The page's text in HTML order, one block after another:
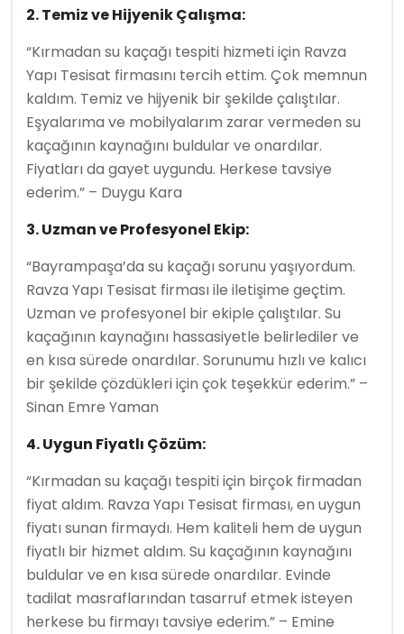
2. Temiz ve Hijyenik Çalışma:
“Kırmadan su kaçağı tespiti hizmeti için Ravza
Yapı Tesisat firmasını tercih ettim. Çok memnun
kaldım. Temiz ve hijyenik bir şekilde çalıştılar.
Eşyalarıma ve mobilyalarım zarar vermeden su
kaçağının kaynağını buldular ve onardılar.
Fiyatları da gayet uygundu. Herkese tavsiye
ederim.” – Duygu Kara
3. Uzman ve Profesyonel Ekip:
“Bayrampaşa’da su kaçağı sorunu yaşıyordum.
Ravza Yapı Tesisat firması ile iletişime geçtim.
Uzman ve profesyonel bir ekiple çalıştılar. Su
kaçağının kaynağını hassasiyetle belirlediler ve
en kısa sürede onardılar. Sorunumu hızlı ve kalıcı
bir şekilde çözdükleri için çok teşekkür ederim.” –
Sinan Emre Yaman
4. Uygun Fiyatlı Çözüm:
“Kırmadan su kaçağı tespiti için birçok firmadan
fiyat aldım. Ravza Yapı Tesisat firması, en uygun
fiyatı sunan firmaydı. Hem kaliteli hem de uygun
fiyatlı bir hizmet aldım. Su kaçağının kaynağını
buldular ve en kısa sürede onardılar. Evinde
tadilat masraflarından tasarruf etmek isteyen
herkese bu firmayı tavsiye ederim.” – Emine